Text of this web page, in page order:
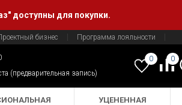
доступны для покупки.
бизнес Программа лояльности
(предварительная запись)
0
0
УЦЕНЕННАЯ